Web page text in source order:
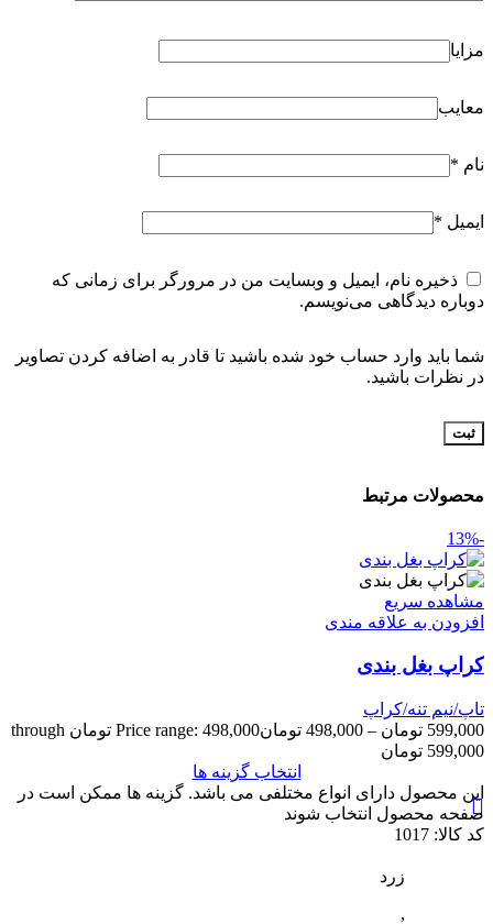
مزایا
معایب
نام *
ایمیل *
ذخیره نام، ایمیل و وبسایت من در مرورگر برای زمانی که
دوباره دیدگاهی می‌نویسم.
شما باید وارد حساب خود شده باشید تا قادر به اضافه کردن تصاویر
در نظرات باشید.
محصولات مرتبط
-13%
مشاهده سریع
افزودن به علاقه مندی
کراپ بغل بندی
تاپ/نیم تنه/کراپ
599,000 تومان –
498,000 تومان
Price range: 498,000 تومان through
599,000 تومان
انتخاب گزینه ها
این محصول دارای انواع مختلفی می باشد. گزینه ها ممکن است در
صفحه محصول انتخاب شوند
کد کالا: 1017
زرد
,